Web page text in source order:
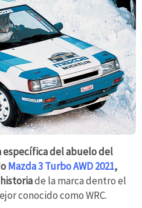
específica del abuelo del
Mazda 3 Turbo AWD 2021,
de la marca dentro el
conocido como WRC.